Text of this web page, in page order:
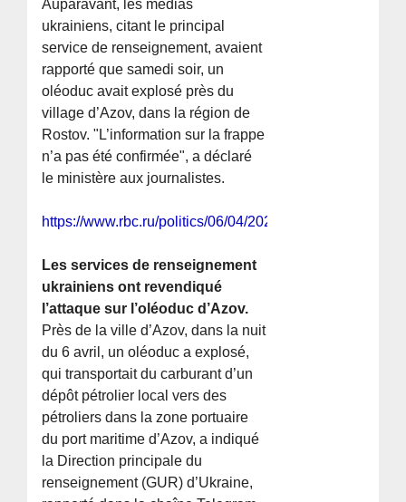
Auparavant, les médias
ukrainiens, citant le principal
service de renseignement, avaient
rapporté que samedi soir, un
oléoduc avait explosé près du
village d’Azov, dans la région de
Rostov. "L’information sur la frappe
n’a pas été confirmée", a déclaré
le ministère aux journalistes.
https://www.rbc.ru/politics/06/04/2024/
Les services de renseignement
ukrainiens ont revendiqué
l’attaque sur l’oléoduc d’Azov.
Près de la ville d’Azov, dans la nuit
du 6 avril, un oléoduc a explosé,
qui transportait du carburant d’un
dépôt pétrolier local vers des
pétroliers dans la zone portuaire
du port maritime d’Azov, a indiqué
la Direction principale du
renseignement (GUR) d’Ukraine,